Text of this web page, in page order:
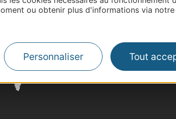
ou obtenir plus d'informations via
Personnaliser Tout
Thermalisme
Site presse et d'influence
Voyagistes